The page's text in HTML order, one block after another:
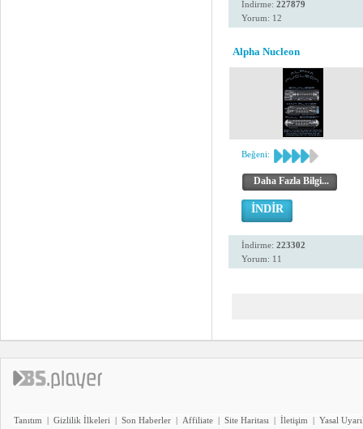
İndirme: 227879
Yorum: 12
Alpha Nucleon
Beğeni:
Daha Fazla Bilgi...
İNDİR
İndirme: 223302
Yorum: 11
Tanıtım | Gizlilik İlkeleri | Son Haberler | Affiliate | Site Haritası | İletişim | Yasal